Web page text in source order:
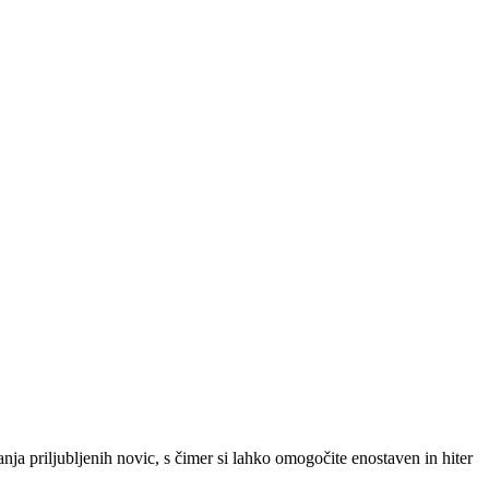
priljubljenih novic, s čimer si lahko omogočite enostaven in hiter